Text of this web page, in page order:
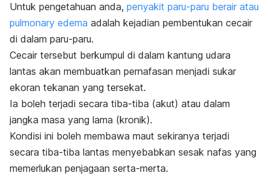
Untuk pengetahuan anda, penyakit paru-paru berair atau
pulmonary edema adalah kejadian pembentukan cecair
di dalam paru-paru.
Cecair tersebut berkumpul di dalam kantung udara
lantas akan membuatkan pernafasan menjadi sukar
ekoran tekanan yang tersekat.
Ia boleh terjadi secara tiba-tiba (akut) atau dalam
jangka masa yang lama (kronik).
Kondisi ini boleh membawa maut sekiranya terjadi
secara tiba-tiba lantas menyebabkan sesak nafas yang
memerlukan penjagaan serta-merta.